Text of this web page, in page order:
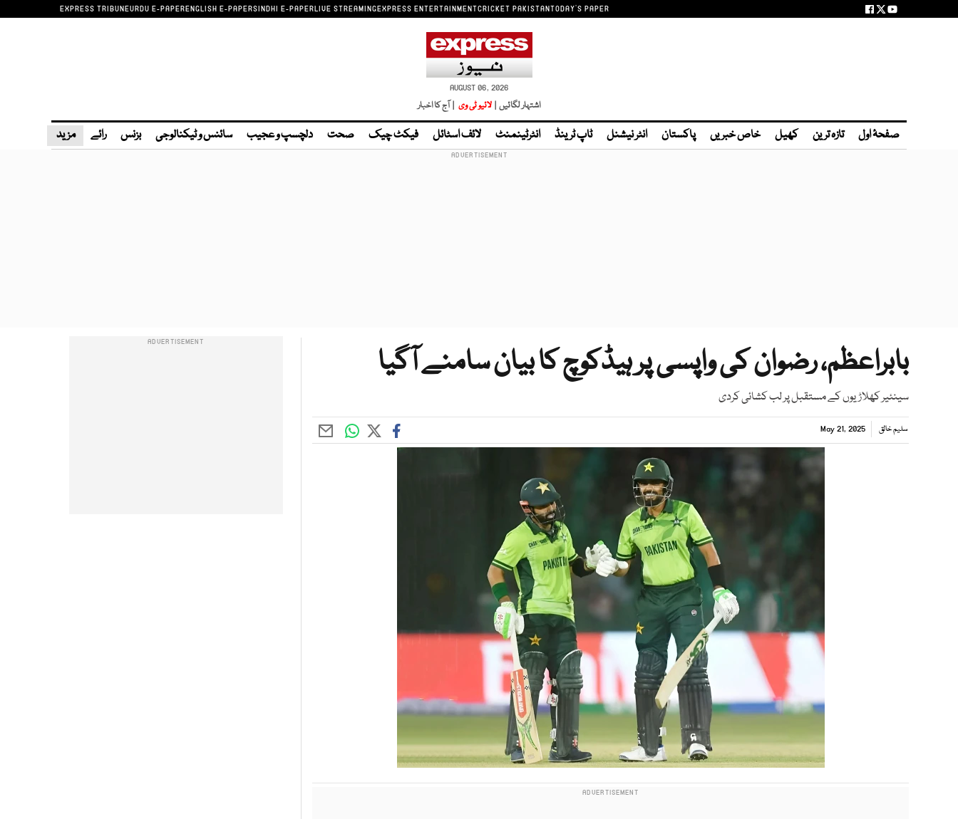
EXPRESS TRIBUNEURDU E-PAPERENGLISH E-PAPERSINDHI E-PAPERLIVE STREAMINGEXPRESS ENTERTAINMENTCRICKET PAKISTANTODAY'S PAPER
AUGUST 06, 2026
اشتہار لگائیں | لائیو ٹی وی | آج کا اخبار
صفحۂ اول تازہ ترین کھیل خاص خبریں پاکستان انٹر نیشنل ٹاپ ٹرینڈ انٹرٹینمنٹ لائف اسٹائل فیکٹ چیک صحت دلچسپ و عجیب سائنس و ٹیکنالوجی بزنس رائے مزید
بابراعظم، رضوان کی واپسی پر ہیڈکوچ کا بیان سامنے آگیا
سینئیر کھلاڑیوں کے مستقبل پر لب کشائی کردی
سلیم خالق May 21, 2025